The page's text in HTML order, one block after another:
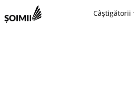
Câștigătorii